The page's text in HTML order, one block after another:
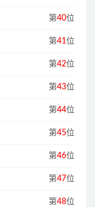
第40位
第41位
第42位
第43位
第44位
第45位
第46位
第47位
第48位